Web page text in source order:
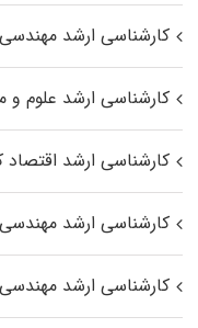
کارشناسی ارشد مهندسی
کارشناسی ارشد علوم و
کارشناسی ارشد اقتصاد
کارشناسی ارشد
کارشناسی ارشد